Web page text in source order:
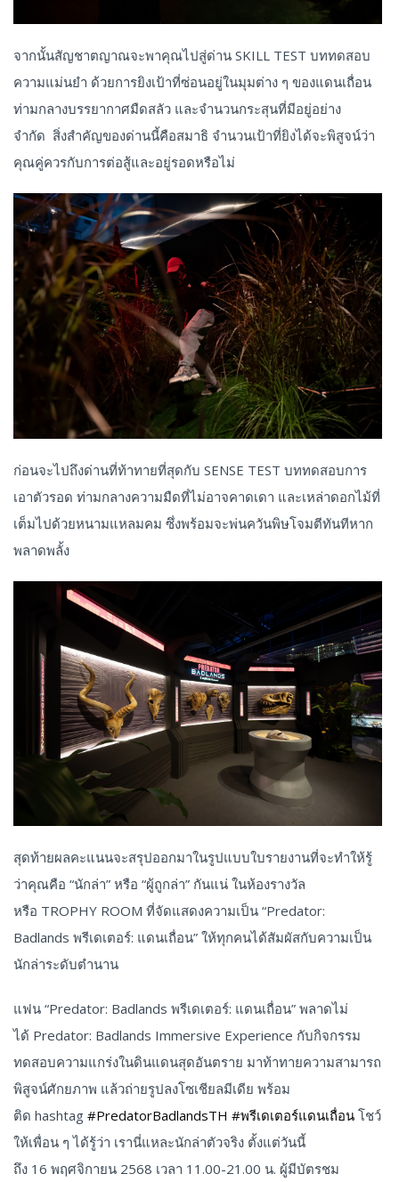
จากนั้นสัญชาตญาณจะพาคุณไปสู่ด่าน SKILL TEST บททดสอบ
ความแม่นยำ ด้วยการยิงเป้าที่ซ่อนอยู่ในมุมต่าง ๆ ของแดนเถื่อน
ท่ามกลางบรรยากาศมืดสลัว และจำนวนกระสุนที่มีอยู่อย่าง
จำกัด สิ่งสำคัญของด่านนี้คือสมาธิ จำนวนเป้าที่ยิงได้จะพิสูจน์ว่า
คุณคู่ควรกับการต่อสู้และอยู่รอดหรือไม่
ก่อนจะไปถึงด่านที่ท้าทายที่สุดกับ SENSE TEST บททดสอบการ
เอาตัวรอด ท่ามกลางความมืดที่ไม่อาจคาดเดา และเหล่าดอกไม้ที่
เต็มไปด้วยหนามแหลมคม ซึ่งพร้อมจะพ่นควันพิษโจมตีทันทีหาก
พลาดพลั้ง
สุดท้ายผลคะแนนจะสรุปออกมาในรูปแบบใบรายงานที่จะทำให้รู้
ว่าคุณคือ “นักล่า” หรือ “ผู้ถูกล่า” กันแน่ ในห้องรางวัล
หรือ TROPHY ROOM ที่จัดแสดงความเป็น “Predator:
Badlands พรีเดเตอร์: แดนเถื่อน” ให้ทุกคนได้สัมผัสกับความเป็น
นักล่าระดับตำนาน
แฟน “Predator: Badlands พรีเดเตอร์: แดนเถื่อน” พลาดไม่
ได้ Predator: Badlands Immersive Experience กับกิจกรรม
ทดสอบความแกร่งในดินแดนสุดอันตราย มาท้าทายความสามารถ
พิสูจน์ศักยภาพ แล้วถ่ายรูปลงโซเชียลมีเดีย พร้อม
ติด hashtag #PredatorBadlandsTH #พรีเดเตอร์แดนเถื่อน โชว์
ให้เพื่อน ๆ ได้รู้ว่า เรานี่แหละนักล่าตัวจริง ตั้งแต่วันนี้
ถึง 16 พฤศจิกายน 2568 เวลา 11.00-21.00 น. ผู้มีบัตรชม